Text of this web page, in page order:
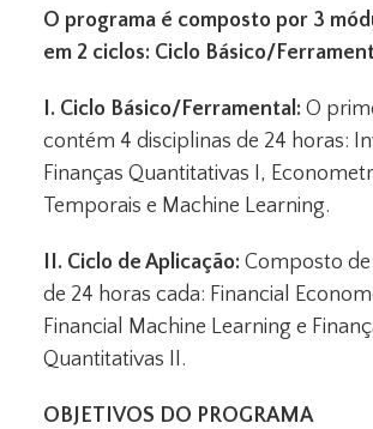
O programa é composto por 3
em 2 ciclos: Ciclo Básico/
I. Ciclo Básico/Ferramental: O
contém 4 disciplinas de 24 horas:
Finanças Quantitativas I,
Temporais e Machine Learning.
II. Ciclo de Aplicação: Composto
de 24 horas cada: Financial
Financial Machine Learning e
Quantitativas II.
OBJETIVOS DO PROGRAMA